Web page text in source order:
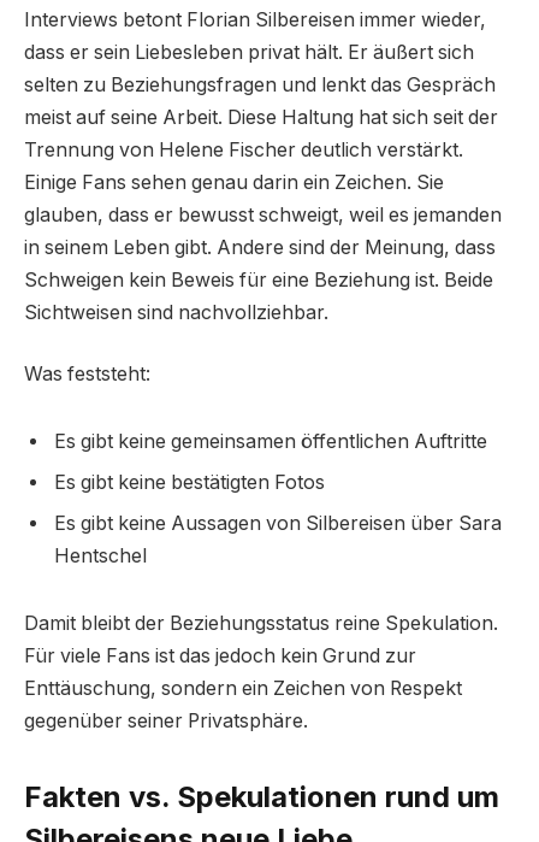
Interviews betont Florian Silbereisen immer wieder,
dass er sein Liebesleben privat hält. Er äußert sich
selten zu Beziehungsfragen und lenkt das Gespräch
meist auf seine Arbeit. Diese Haltung hat sich seit der
Trennung von Helene Fischer deutlich verstärkt.
Einige Fans sehen genau darin ein Zeichen. Sie
glauben, dass er bewusst schweigt, weil es jemanden
in seinem Leben gibt. Andere sind der Meinung, dass
Schweigen kein Beweis für eine Beziehung ist. Beide
Sichtweisen sind nachvollziehbar.
Was feststeht:
Es gibt keine gemeinsamen öffentlichen Auftritte
Es gibt keine bestätigten Fotos
Es gibt keine Aussagen von Silbereisen über Sara
Hentschel
Damit bleibt der Beziehungsstatus reine Spekulation.
Für viele Fans ist das jedoch kein Grund zur
Enttäuschung, sondern ein Zeichen von Respekt
gegenüber seiner Privatsphäre.
Fakten vs. Spekulationen rund um